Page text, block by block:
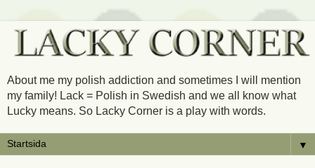
About me my polish addiction and sometimes I will mention
my family! Lack = Polish in Swedish and we all know what
Lucky means. So Lacky Corner is a play with words.
▼